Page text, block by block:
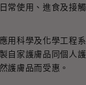
常使用、進食及接
用科學及化學工程
自家護膚品同個人
護膚品而受惠。